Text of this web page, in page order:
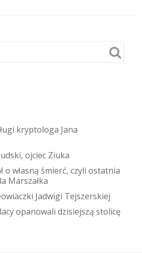
kryptologa Jana
ojciec Ziuka
o własną śmierć, czyli ostatnia
Marszałka
Jadwigi Tejszerskiej
opanowali dzisiejszą stolicę